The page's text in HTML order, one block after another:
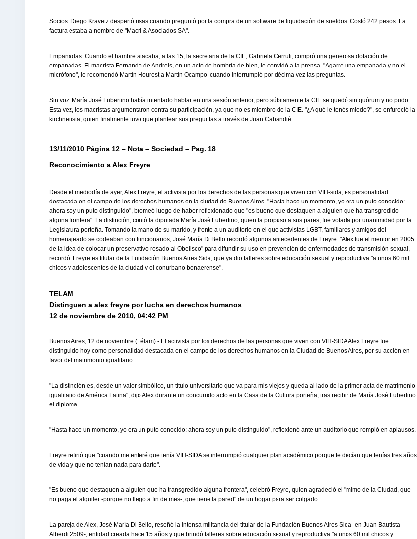
Socios. Diego Kravetz despertó risas cuando preguntó por la compra de un software de liquidación de sueldos. Costó 242 pesos. La
factura estaba a nombre de "Macri & Asociados SA".
Empanadas. Cuando el hambre atacaba, a las 15, la secretaria de la CIE, Gabriela Cerruti, compró una generosa dotación de
empanadas. El macrista Fernando de Andreis, en un acto de hombría de bien, le convidó a la prensa. "Agarre una empanada y no el
micrófono", le recomendó Martín Hourest a Martín Ocampo, cuando interrumpió por décima vez las preguntas.
Sin voz. María José Lubertino había intentado hablar en una sesión anterior, pero súbitamente la CIE se quedó sin quórum y no pudo.
Esta vez, los macristas argumentaron contra su participación, ya que no es miembro de la CIE. "¿A qué le tenés miedo?", se enfureció la
kirchnerista, quien finalmente tuvo que plantear sus preguntas a través de Juan Cabandié.
13/11/2010 Página 12 – Nota – Sociedad – Pag. 18
Reconocimiento a Alex Freyre
Desde el mediodía de ayer, Alex Freyre, el activista por los derechos de las personas que viven con VIH-sida, es personalidad
destacada en el campo de los derechos humanos en la ciudad de Buenos Aires. "Hasta hace un momento, yo era un puto conocido:
ahora soy un puto distinguido", bromeó luego de haber reflexionado que "es bueno que destaquen a alguien que ha transgredido
alguna frontera". La distinción, contó la diputada María José Lubertino, quien la propuso a sus pares, fue votada por unanimidad por la
Legislatura porteña. Tomando la mano de su marido, y frente a un auditorio en el que activistas LGBT, familiares y amigos del
homenajeado se codeaban con funcionarios, José María Di Bello recordó algunos antecedentes de Freyre. "Alex fue el mentor en 2005
de la idea de colocar un preservativo rosado al Obelisco" para difundir su uso en prevención de enfermedades de transmisión sexual,
recordó. Freyre es titular de la Fundación Buenos Aires Sida, que ya dio talleres sobre educación sexual y reproductiva "a unos 60 mil
chicos y adolescentes de la ciudad y el conurbano bonaerense".
TELAM
Distinguen a alex freyre por lucha en derechos humanos
12 de noviembre de 2010, 04:42 PM
Buenos Aires, 12 de noviembre (Télam).- El activista por los derechos de las personas que viven con VIH-SIDA Alex Freyre fue
distinguido hoy como personalidad destacada en el campo de los derechos humanos en la Ciudad de Buenos Aires, por su acción en
favor del matrimonio igualitario.
"La distinción es, desde un valor simbólico, un título universitario que va para mis viejos y queda al lado de la primer acta de matrimonio
igualitario de América Latina", dijo Alex durante un concurrido acto en la Casa de la Cultura porteña, tras recibir de María José Lubertino
el diploma.
"Hasta hace un momento, yo era un puto conocido: ahora soy un puto distinguido", reflexionó ante un auditorio que rompió en aplausos.
Freyre refirió que "cuando me enteré que tenía VIH-SIDA se interrumpió cualquier plan académico porque te decían que tenías tres años
de vida y que no tenían nada para darte".
"Es bueno que destaquen a alguien que ha transgredido alguna frontera", celebró Freyre, quien agradeció el "mimo de la Ciudad, que
no paga el alquiler -porque no llego a fin de mes-, que tiene la pared" de un hogar para ser colgado.
La pareja de Alex, José María Di Bello, reseñó la intensa militancia del titular de la Fundación Buenos Aires Sida -en Juan Bautista
Alberdi 2509-, entidad creada hace 15 años y que brindó talleres sobre educación sexual y reproductiva "a unos 60 mil chicos y